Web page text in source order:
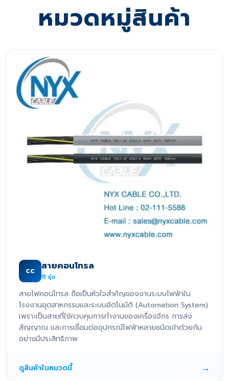
หมวดหมู่สินค้า
CC สายคอนโทรล
11 รุ่น
สายไฟคอนโทรล ถือเป็นหัวใจสำคัญของงานระบบไฟฟ้าใน
โรงงานอุตสาหกรรมและระบบอัตโนมัติ (Automation System)
เพราะเป็นสายที่ใช้ควบคุมการทำงานของเครื่องจักร การส่ง
สัญญาณ และการเชื่อมต่ออุปกรณ์ไฟฟ้าหลายชนิดเข้าด้วยกัน
อย่างมีประสิทธิภาพ
ดูสินค้าในหมวดนี้ →